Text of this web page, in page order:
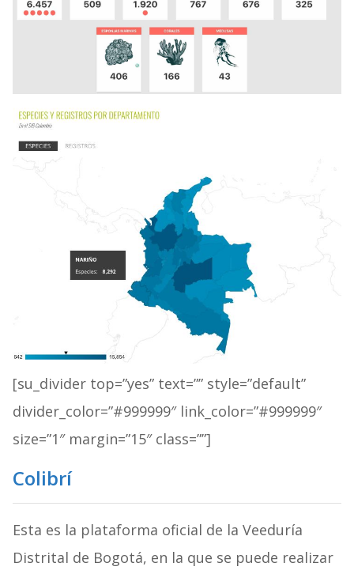
[su_divider top=”yes” text=”” style=”default”
divider_color=”#999999″ link_color=”#999999″
size=”1″ margin=”15″ class=””]
Colibrí
Esta es la plataforma oficial de la Veeduría
Distrital de Bogotá, en la que se puede realizar